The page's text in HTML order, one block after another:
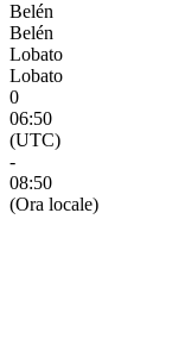
Belén
Belén
Lobato
Lobato
0
06:50
(UTC)
-
08:50
(Ora locale)